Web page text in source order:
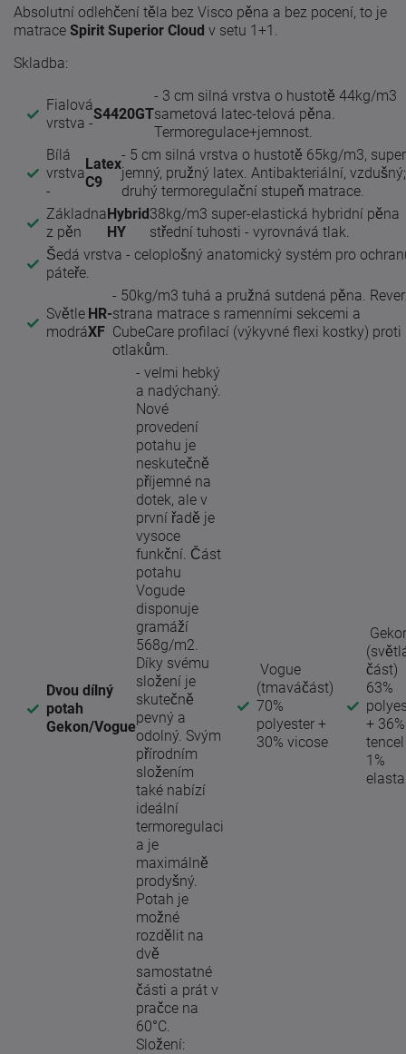
Absolutní odlehčení těla bez Visco pěna a bez pocení, to je
matrace Spirit Superior Cloud v setu 1+1.
Skladba:
Fialová
vrstva -
S4420GT
- 3 cm silná vrstva o hustotě 44kg/m3
sametová latec-telová pěna.
Termoregulace+jemnost.
Bílá
vrstva
-
Latex
C9
- 5 cm silná vrstva o hustotě 65kg/m3, super
jemný, pružný latex. Antibakteriální, vzdušný;
druhý termoregulační stupeň matrace.
Základna
z pěn
Hybrid
HY
38kg/m3 super-elastická hybridní pěna
střední tuhosti - vyrovnává tlak.
Šedá vrstva - celoplošný anatomický systém pro
páteře.
Světle
modrá
HR-
XF
- 50kg/m3 tuhá a pružná sutdená pěna.
strana matrace s ramenními sekcemi a
CubeCare profilací (výkyvné flexi kostky) proti
otlakům.
Dvou dílný
potah
Gekon/Vogue
- velmi hebký
a nadýchaný.
Nové
provedení
potahu je
neskutečně
příjemné na
dotek, ale v
první řadě je
vysoce
funkční. Část
potahu
Vogude
disponuje
gramáží
568g/m2.
Díky svému
složení je
skutečně
pevný a
odolný. Svým
přírodním
složením
také nabízí
ideální
termoregulaci
a je
maximálně
prodyšný.
Potah je
možné
rozdělit na
dvě
samostatné
části a prát v
pračce na
60°C.
Složení:
Vogue
(tmaváčást)
70%
polyester +
30% vicose
část)
63%
+ 36%
1%